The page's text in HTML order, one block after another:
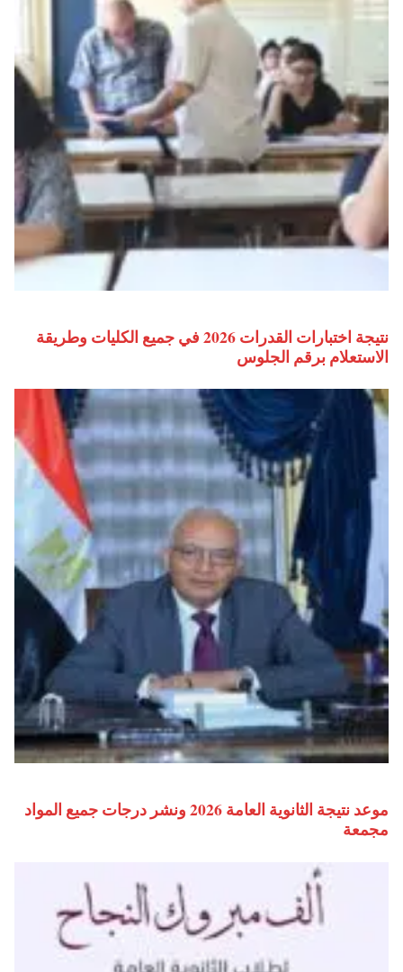
نتيجة اختبارات القدرات 2026 في جميع الكليات وطريقة
الاستعلام برقم الجلوس
موعد نتيجة الثانوية العامة 2026 ونشر درجات جميع المواد
مجمعة